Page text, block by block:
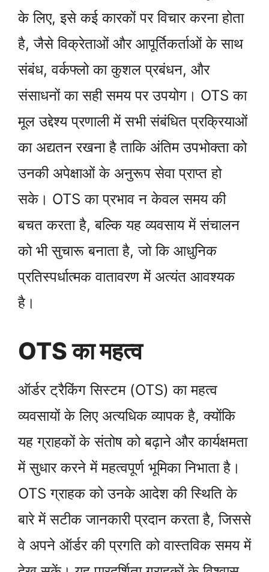
के लिए, इसे कई कारकों पर विचार करना होता
है, जैसे विक्रेताओं और आपूर्तिकर्ताओं के साथ
संबंध, वर्कफ्लो का कुशल प्रबंधन, और
संसाधनों का सही समय पर उपयोग। OTS का
मूल उद्देश्य प्रणाली में सभी संबंधित प्रक्रियाओं
का अद्यतन रखना है ताकि अंतिम उपभोक्ता को
उनकी अपेक्षाओं के अनुरूप सेवा प्राप्त हो
सके। OTS का प्रभाव न केवल समय की
बचत करता है, बल्कि यह व्यवसाय में संचालन
को भी सुचारू बनाता है, जो कि आधुनिक
प्रतिस्पर्धात्मक वातावरण में अत्यंत आवश्यक
है।
OTS का महत्व
ऑर्डर ट्रैकिंग सिस्टम (OTS) का महत्व
व्यवसायों के लिए अत्यधिक व्यापक है, क्योंकि
यह ग्राहकों के संतोष को बढ़ाने और कार्यक्षमता
में सुधार करने में महत्वपूर्ण भूमिका निभाता है।
OTS ग्राहक को उनके आदेश की स्थिति के
बारे में सटीक जानकारी प्रदान करता है, जिससे
वे अपने ऑर्डर की प्रगति को वास्तविक समय में